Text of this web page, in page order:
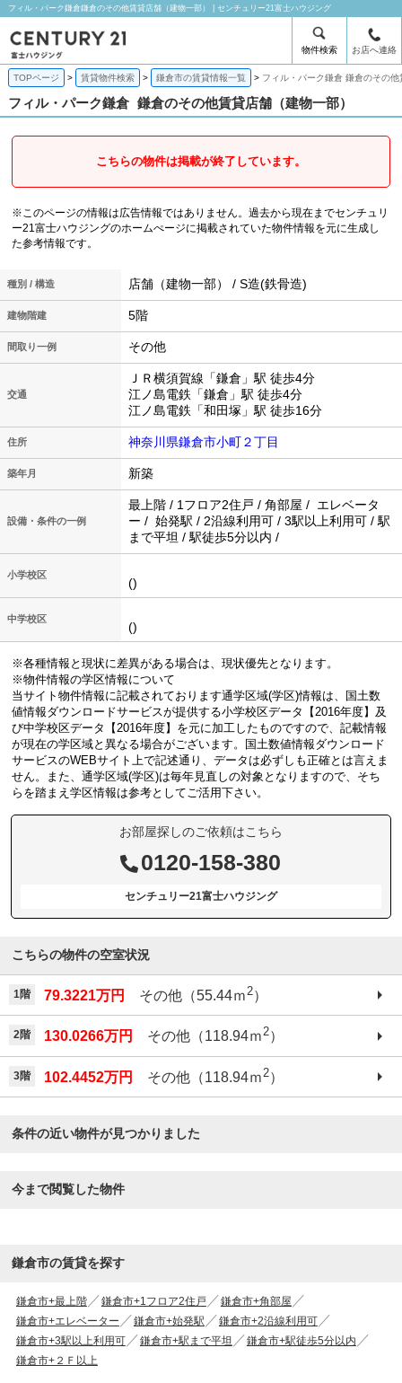
フィル・パーク鎌倉鎌倉のその他賃貸店舗（建物一部） | センチュリー21富士ハウジング
物件検索 お店へ連絡
TOPページ 賃貸物件検索 鎌倉市の賃貸情報一覧 フィル・パーク鎌倉 鎌倉のその
フィル・パーク鎌倉 鎌倉のその他賃貸店舗（建物一部）
こちらの物件は掲載が終了しています。
※このページの情報は広告情報ではありません。過去から現在までセンチュリ
ー21富士ハウジングのホームぺージに掲載されていた物件情報を元に生成し
た参考情報です。
種別 / 構造 店舗（建物一部） / S造(鉄骨造)
建物階建 5階
間取り一例 その他
交通
ＪＲ横須賀線「鎌倉」駅 徒歩4分
江ノ島電鉄「鎌倉」駅 徒歩4分
江ノ島電鉄「和田塚」駅 徒歩16分
住所 神奈川県鎌倉市小町２丁目
築年月 新築
設備・条件の一例
最上階 / 1フロア2住戸 / 角部屋 / エレベータ
ー / 始発駅 / 2沿線利用可 / 3駅以上利用可 / 駅
まで平坦 / 駅徒歩5分以内 /
小学校区
()
中学校区
()
※各種情報と現状に差異がある場合は、現状優先となります。
※物件情報の学区情報について
当サイト物件情報に記載されております通学区域(学区)情報は、国土数
値情報ダウンロードサービスが提供する小学校区データ【2016年度】及
び中学校区データ【2016年度】を元に加工したものですので、記載情報
が現在の学区域と異なる場合がございます。国土数値情報ダウンロード
サービスのWEBサイト上で記述通り、データは必ずしも正確とは言えま
せん。また、通学区域(学区)は毎年見直しの対象となりますので、そち
らを踏まえ学区情報は参考としてご活用下さい。
お部屋探しのご依頼はこちら
0120-158-380
センチュリー21富士ハウジング
こちらの物件の空室状況
1階 79.3221万円 その他（55.44ｍ2）
2階 130.0266万円 その他（118.94ｍ2）
3階 102.4452万円 その他（118.94ｍ 2）
条件の近い物件が見つかりました
今まで閲覧した物件
鎌倉市の賃貸を探す
鎌倉市+最上階 鎌倉市+1フロア2住戸
鎌倉市+角部屋
鎌倉市+エレベーター
鎌倉市+始発駅
鎌倉市+2沿線利用可
鎌倉市+3駅以上利用可
鎌倉市+駅まで平坦
鎌倉市+駅徒歩5分以内
鎌倉市+２Ｆ以上